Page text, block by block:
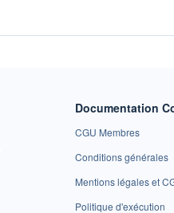
Documentation
CGU Membres
Conditions générales
Mentions légales et
Politique d'exécution